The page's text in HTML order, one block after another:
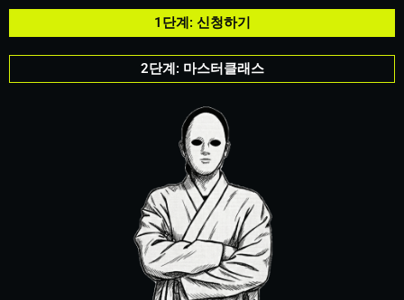
1단계: 신청하기
2단계: 마스터클래스